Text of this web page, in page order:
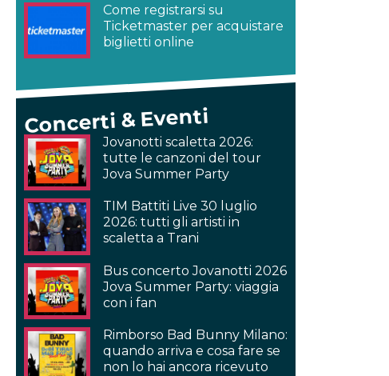
Come registrarsi su
Ticketmaster per acquistare
biglietti online
Concerti & Eventi
Jovanotti scaletta 2026:
tutte le canzoni del tour
Jova Summer Party
TIM Battiti Live 30 luglio
2026: tutti gli artisti in
scaletta a Trani
Bus concerto Jovanotti 2026
Jova Summer Party: viaggia
con i fan
Rimborso Bad Bunny Milano:
quando arriva e cosa fare se
non lo hai ancora ricevuto